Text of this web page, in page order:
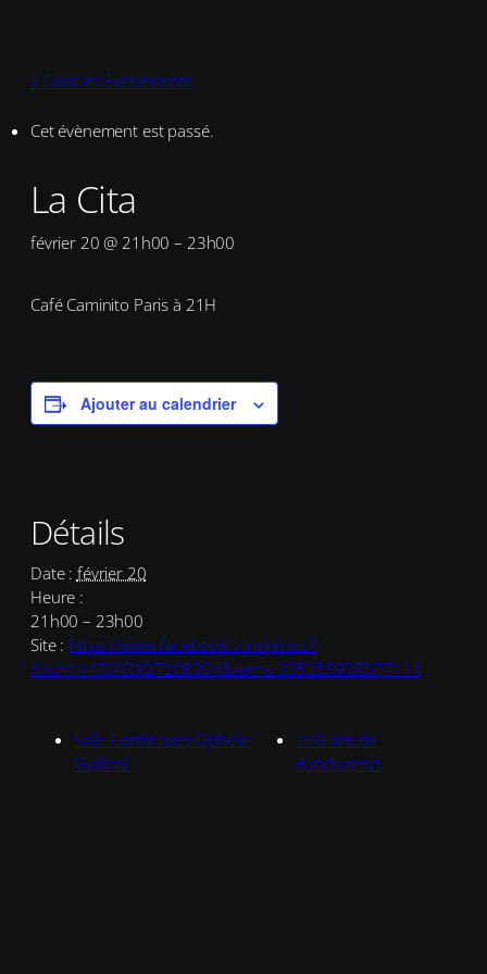
« Tous les Évènements
Cet évènement est passé.
La Cita
février 20 @ 21h00 – 23h00
Café Caminito Paris à 21H
Ajouter au calendrier
Détails
Date : février 20
Heure :
21h00 – 23h00
Site : https://www.facebook.com/photo?
fbid=1447043927208304&set=a.335355938377114
Salle Cortot avec Ophelie
Gaillard
200 ans de
Bandoneon